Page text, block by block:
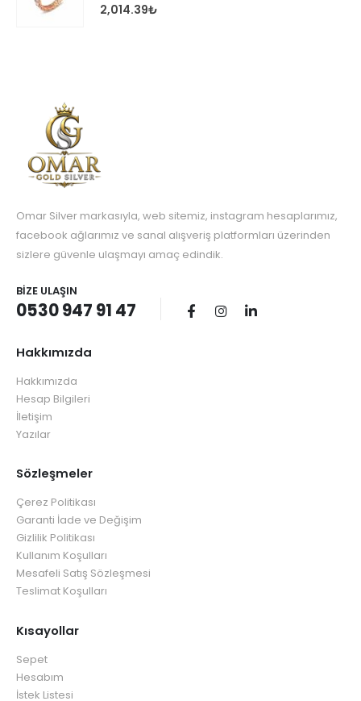
0 out of 5
2,014.39₺
Omar Silver markasıyla, web sitemiz, instagram hesaplarımız,
facebook ağlarımız ve sanal alışveriş platformları üzerinden
sizlere güvenle ulaşmayı amaç edindik.
BIZE ULAŞIN
0530 947 91 47
Hakkımızda
Hakkımızda
Hesap Bilgileri
İletişim
Yazılar
Sözleşmeler
Çerez Politikası
Garanti İade ve Değişim
Gizlilik Politikası
Kullanım Koşulları
Mesafeli Satış Sözleşmesi
Teslimat Koşulları
Kısayollar
Sepet
Hesabım
İstek Listesi